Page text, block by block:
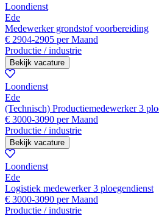
Loondienst
Ede
Medewerker grondstof voorbereiding
€ 2904-2905 per Maand
Productie / industrie
Bekijk vacature
Loondienst
Ede
(Technisch) Productiemedewerker 3
€ 3000-3090 per Maand
Productie / industrie
Bekijk vacature
Loondienst
Ede
Logistiek medewerker 3 ploegendienst
€ 3000-3090 per Maand
Productie / industrie